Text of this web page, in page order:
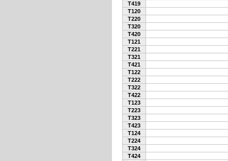
T419
T120
T220
T320
T420
T121
T221
T321
T421
T122
T222
T322
T422
T123
T223
T323
T423
T124
T224
T324
T424